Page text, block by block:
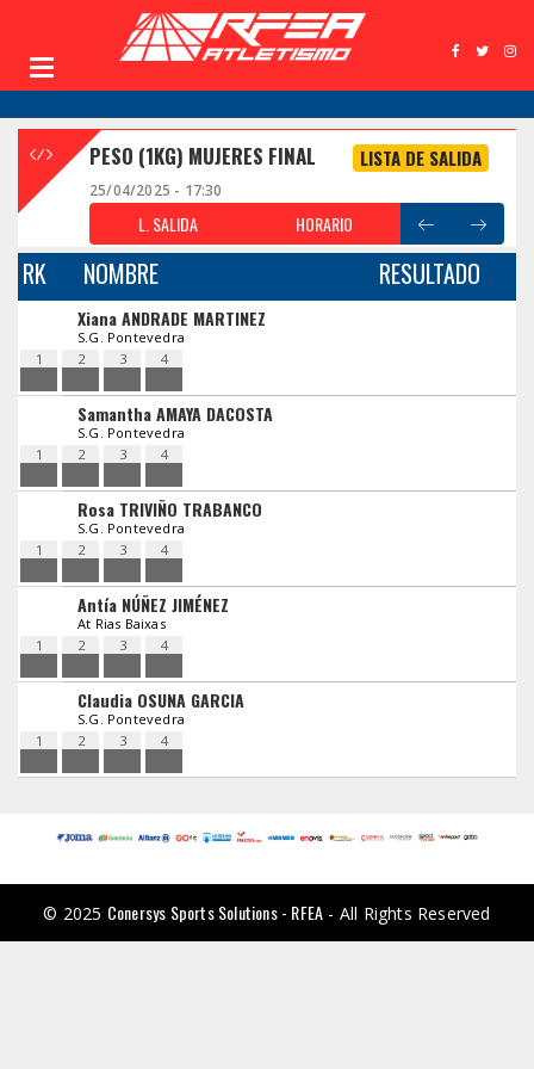
PESO (1KG) MUJERES FINAL LISTA DE SALIDA
25/04/2025 - 17:30
L. SALIDA HORARIO
RK NOMBRE RESULTADO
Xiana ANDRADE MARTINEZ
S.G. Pontevedra
1
2 3 4
Samantha AMAYA DACOSTA
S.G. Pontevedra
1
2 3 4
Rosa TRIVIÑO TRABANCO
S.G. Pontevedra
1
2 3 4
Antía NÚÑEZ JIMÉNEZ
At Rias Baixas
1
2 3 4
Claudia OSUNA GARCIA
S.G. Pontevedra
1
2 3 4
© 2025 Conersys Sports Solutions - RFEA - All Rights Reserved